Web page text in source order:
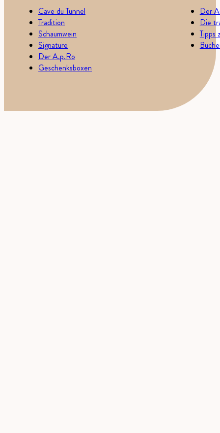
Cave du Tunnel
Tradition
Schaumwein
Signature
Der A.p.Ro
Geschenksboxen
Der
Die
Tipps